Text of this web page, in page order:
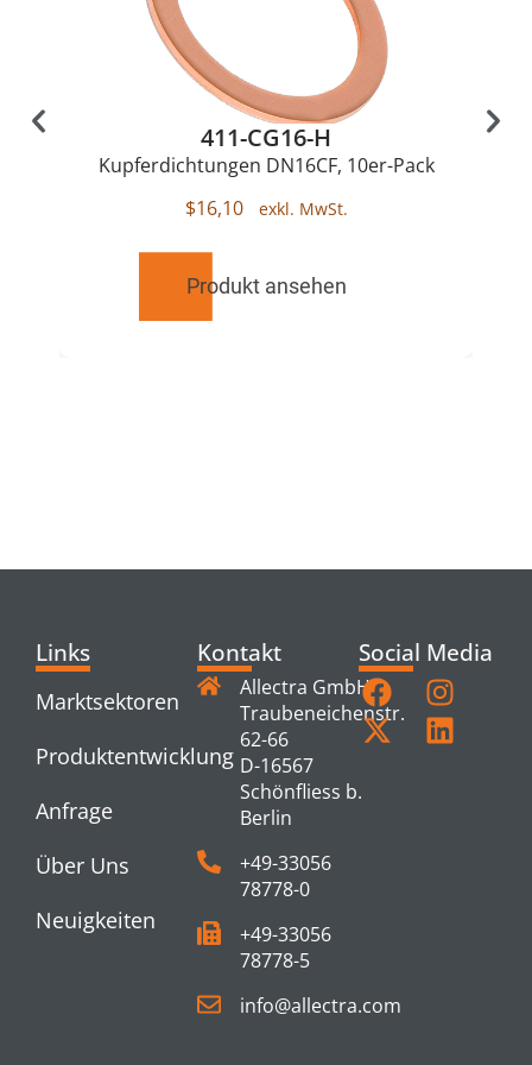
411-CG16-H
Kupferdichtungen DN16CF, 10er-Pack
$16,10
Produkt ansehen
Links
Marktsektoren
Produktentwicklung
Anfrage
Über Uns
Neuigkeiten
Kontakt
Allectra GmbH
Traubeneichenstr.
62-66
D-16567
Schönfliess b.
Berlin
+49-33056
78778-0
+49-33056
78778-5
info@allectra.com
Social Media